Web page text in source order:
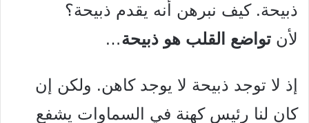
ذبيحة. كيف نبرهن أنه يقدم ذبيحة؟
لأن تواضع القلب هو ذبيحة…
إذ لا توجد ذبيحة لا يوجد كاهن. ولكن إن
كان لنا رئيس كهنة في السماوات يشفع